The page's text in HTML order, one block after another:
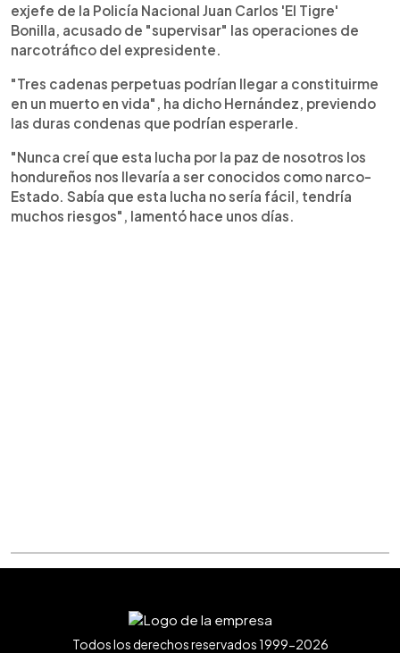
exjefe de la Policía Nacional Juan Carlos 'El Tigre'
Bonilla, acusado de "supervisar" las operaciones de
narcotráfico del expresidente.
"Tres cadenas perpetuas podrían llegar a constituirme
en un muerto en vida", ha dicho Hernández, previendo
las duras condenas que podrían esperarle.
"Nunca creí que esta lucha por la paz de nosotros los
hondureños nos llevaría a ser conocidos como narco-
Estado. Sabía que esta lucha no sería fácil, tendría
muchos riesgos", lamentó hace unos días.
Todos los derechos reservados 1999-2026